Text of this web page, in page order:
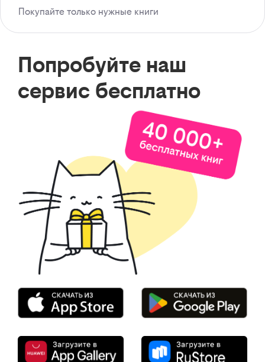
Покупайте только нужные книги
Попробуйте наш
сервис бесплатно